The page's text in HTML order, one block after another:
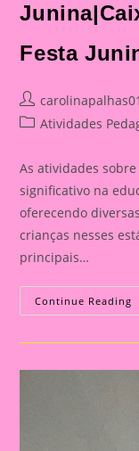
Festa
Post
author:
carolinapalhas01
PostAtividades
As atividades
significativo na
oferecendo
crianças nesses
principais…
Continue Reading